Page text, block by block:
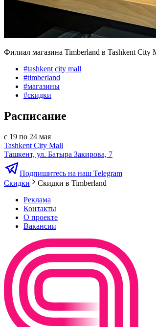
Филиал магазина Timberland в Tashkent City
#tashkent city mall
#timberland
#магазины
#скидки
Расписание
с 19 по 24 мая
Tashkent City Mall
Ташкент, ул. Батыра Закирова, 7
Подпишитесь на наш Telegram
Скидки
Скидки в Timberland
Реклама
Контакты
О проекте
Вакансии